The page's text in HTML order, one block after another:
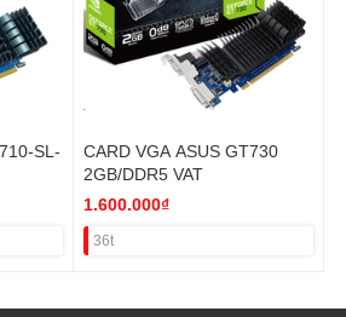
SL-
CARD VGA ASUS GT730
2GB/DDR5 VAT
1.600.000₫
36t